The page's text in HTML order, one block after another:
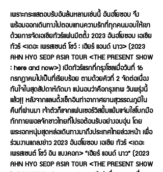
เพราะกระแสตอบรับอันล้นหลามเช่นนี้ อันฮโยซอบ จึง
พร้อมออกเดินทางไปตอบแทนความรักที่ทุกคนมอบให้เขา
ด้วยการจัดเอเชียทัวร์แฟนมีตติ้ง 2023 อันฮโยซอบ เอเชีย
ทัวร์ <เดอะ เพรสเซนต์ โชว์ : เฮียร์ แอนด์ นาว> (2023
AHN HYO SEOP ASIA TOUR <THE PRESENT SHOW
: here and now>) เปิดทัวร์แรกที่กรุงโซลเมื่อวันที่ 16
กรกฎาคมไปเป็นที่เรียบร้อย ตามด้วยคิวที่ 2 จัดต่อเนื่อง
ทันใจในสุดสัปดาห์ถัดมา แน่นอนว่าคือกรุงเทพ วันพรุ่งนี้
แล้ว!! หลังจากแลนดิ้งเช็กอินท่าอากาศยานสุวรรณภูมิใน
คืนที่ผ่านมา เจ้าตัวก็แจกแฟนเซอร์วิสยิ้มแย้มแจ่มใสโบกมือ
ทักทายพอลจักชาวไทยที่ไปรอต้อนรับอย่างอบอุ่น โดย
พระเอกหนุ่มสุดหล่อเดินทางมาถึงประเทศไทยล่วงหน้า เพื่อ
ร่วมงานแถลงข่าว 2023 อันฮโยซอบ เอเชีย ทัวร์ <เดอะ
เพรสเซนต์ โชว์ อิน แบงคอก> “เฮียร์ แอนด์ นาว” (2023
AHN HYO SEOP ASIA TOUR <THE PRESENT SHOW